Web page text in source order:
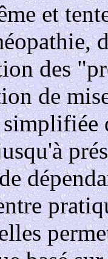
et
des
de